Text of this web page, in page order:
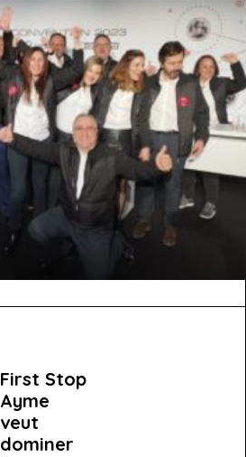
First Stop
Ayme
veut
dominer